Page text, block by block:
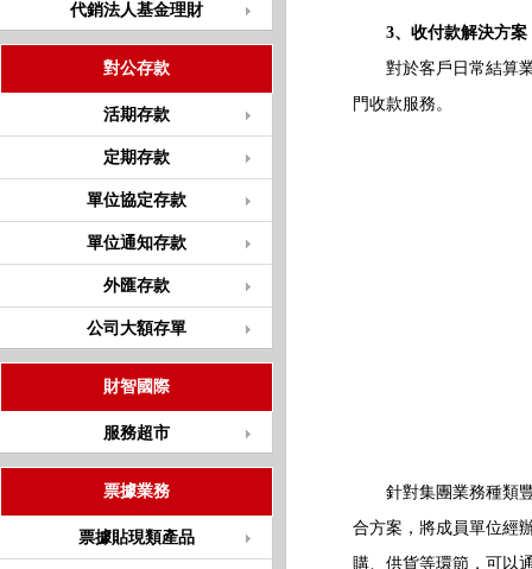
代銷法人基金理財
對公存款
活期存款
定期存款
單位協定存款
單位通知存款
外匯存款
公司大額存單
財智國際
服務超市
票據業務
票據貼現類產品
3、收付款解決方案
對於客戶日常結算業
門收款服務。
針對集團業務種類豐
合方案，將成員單位經
購、供貨等環節，可以